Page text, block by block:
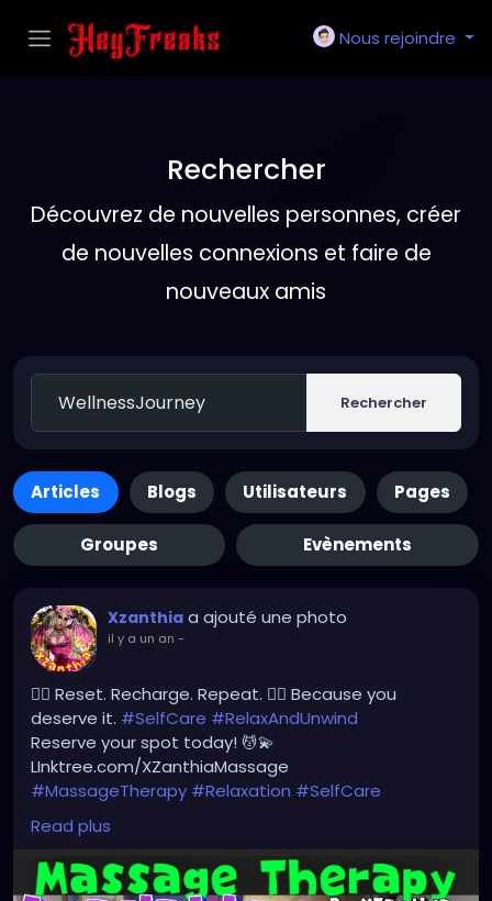
Nous rejoindre
Rechercher
Découvrez de nouvelles personnes, créer
de nouvelles connexions et faire de
nouveaux amis
Rechercher
Articles Blogs Utilisateurs Pages
Groupes Evènements
Xzanthia a ajouté une photo
il y a un an -
💆‍♂️ Reset. Recharge. Repeat. 💆‍♀️ Because you
deserve it. #SelfCare #RelaxAndUnwind
Reserve your spot today! 💆💫
LInktree.com/XZanthiaMassage
#MassageTherapy #Relaxation #SelfCare
#WellnessJourney
#BodyAndMind
#MassageBenefits
#HolisticHealing#Rejuvenate
#MassageTime
Read plus